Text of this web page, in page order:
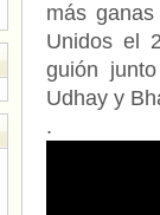
más
Unidos el
guión
Udhay y
.